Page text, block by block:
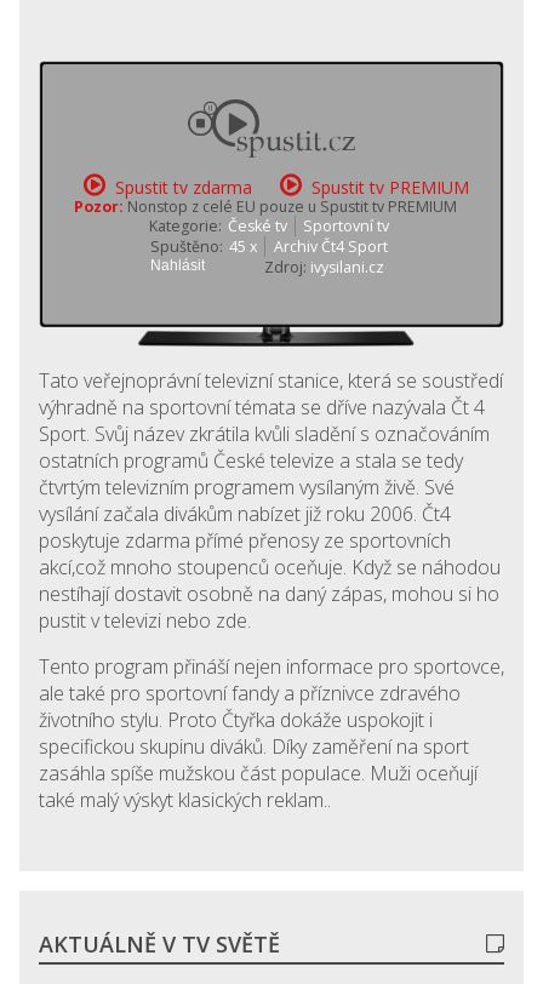
Spustit tv zdarma Spustit tv PREMIUM
Pozor: Nonstop z celé EU pouze u Spustit tv PREMIUM
Kategorie: České tv
Sportovní tv
Spuštěno: 45 x Archiv Čt4 Sport
Nahlásit Zdroj: ivysilani.cz
Tato veřejnoprávní televizní stanice, která se soustředí
výhradně na sportovní témata se dříve nazývala Čt 4
Sport. Svůj název zkrátila kvůli sladění s označováním
ostatních programů České televize a stala se tedy
čtvrtým televizním programem vysílaným živě. Své
vysílání začala divákům nabízet již roku 2006. Čt4
poskytuje zdarma přímé přenosy ze sportovních
akcí,což mnoho stoupenců oceňuje. Když se náhodou
nestíhají dostavit osobně na daný zápas, mohou si ho
pustit v televizi nebo zde.
Tento program přináší nejen informace pro sportovce,
ale také pro sportovní fandy a příznivce zdravého
životního stylu. Proto Čtyřka dokáže uspokojit i
specifickou skupinu diváků. Díky zaměření na sport
zasáhla spíše mužskou část populace. Muži oceňují
také malý výskyt klasických reklam..
AKTUÁLNĚ V TV SVĚTĚ